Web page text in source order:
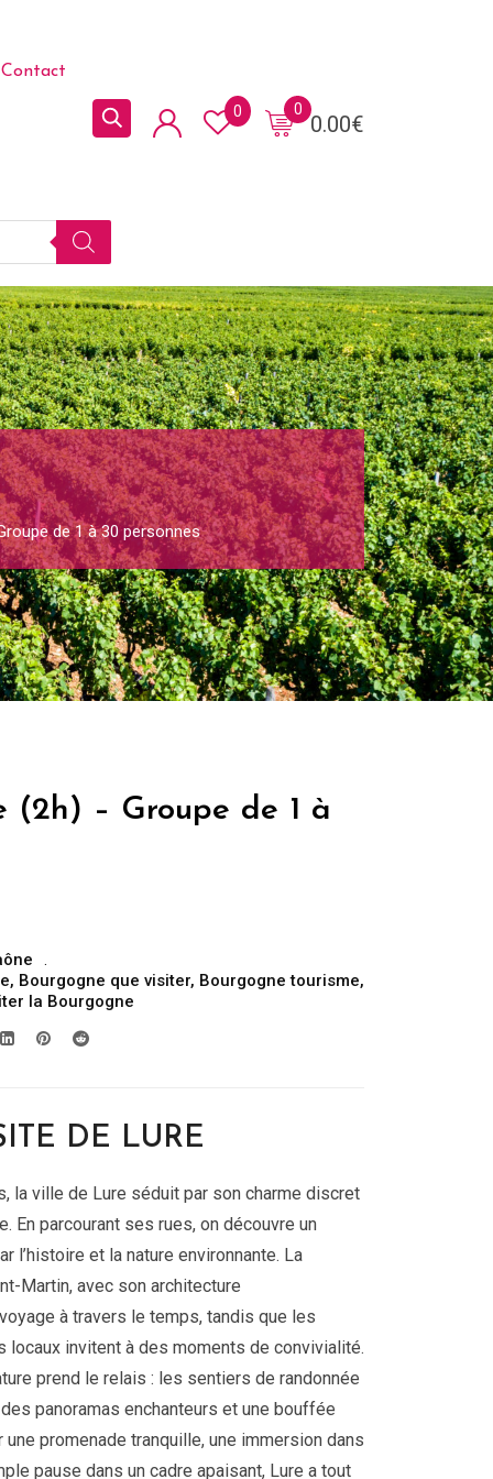
Contact
0.00€
0
0
de 1 à 30 personnes
(2h) – Groupe de 1 à
, Bourgogne que visiter, Bourgogne tourisme,
la Bourgogne
DE LURE
la ville de Lure séduit par son charme discret
En parcourant ses rues, on découvre un
l’histoire et la nature environnante. La
Martin, avec son architecture
à travers le temps, tandis que les
invitent à des moments de convivialité.
prend le relais : les sentiers de randonnée
panoramas enchanteurs et une bouffée
une promenade tranquille, une immersion dans
pause dans un cadre apaisant, Lure a tout